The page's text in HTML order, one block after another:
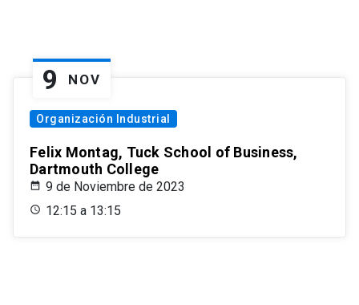
9 NOV
Organización Industrial
Felix Montag, Tuck School of Business,
Dartmouth College
9 de Noviembre de 2023
12:15 a 13:15